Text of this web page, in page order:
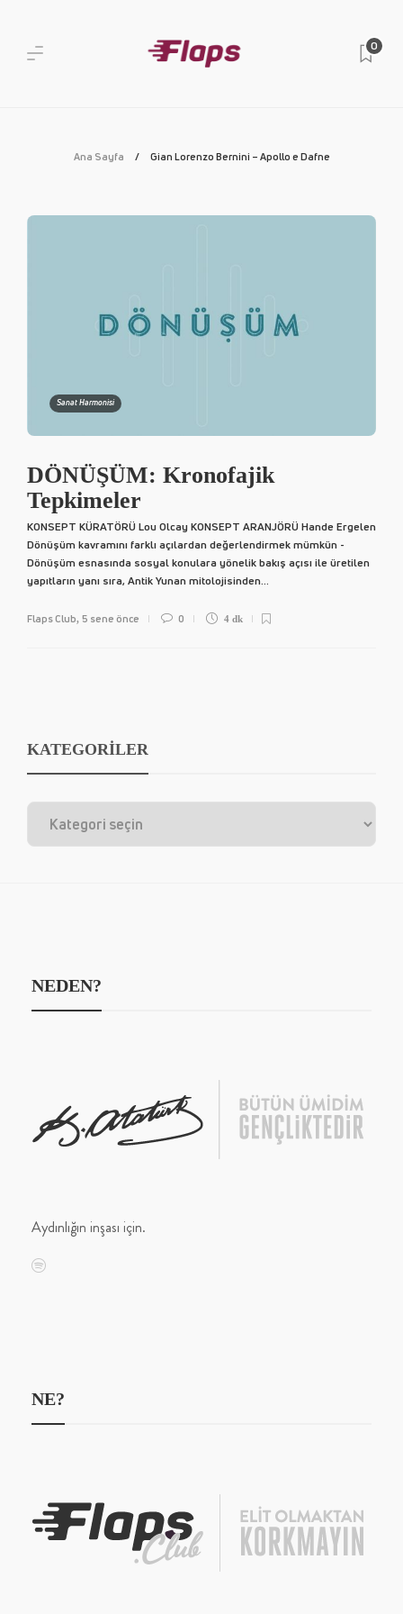
0
Ana Sayfa Gian Lorenzo Bernini – Apollo e Dafne
Sanat Harmonisi
DÖNÜŞÜM: Kronofajik
Tepkimeler
KONSEPT KÜRATÖRÜ Lou Olcay KONSEPT ARANJÖRÜ Hande Ergelen
Dönüşüm kavramını farklı açılardan değerlendirmek mümkün -
Dönüşüm esnasında sosyal konulara yönelik bakış açısı ile üretilen
yapıtların yanı sıra, Antik Yunan mitolojisinden...
Flaps Club, 5 sene önce 0 4 dk
KATEGORİLER
NEDEN?
Aydınlığın inşası için.
NE?